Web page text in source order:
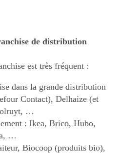
de distribution
est très fréquent :
dans la grande distribution
Contact), Delhaize (et
…
: Ikea, Brico, Hubo,
…
Biocoop (produits bio),